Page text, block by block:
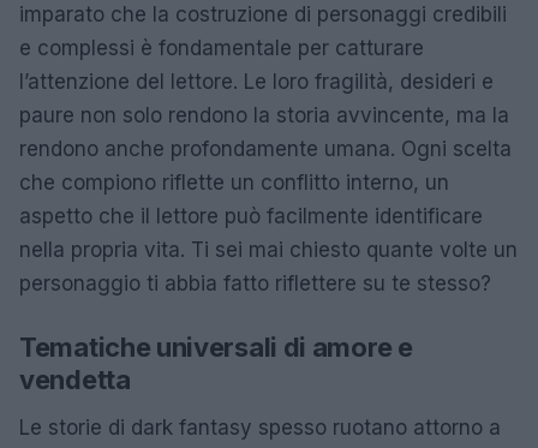
imparato che la costruzione di personaggi credibili
e complessi è fondamentale per catturare
l’attenzione del lettore. Le loro fragilità, desideri e
paure non solo rendono la storia avvincente, ma la
rendono anche profondamente umana. Ogni scelta
che compiono riflette un conflitto interno, un
aspetto che il lettore può facilmente identificare
nella propria vita. Ti sei mai chiesto quante volte un
personaggio ti abbia fatto riflettere su te stesso?
Tematiche universali di amore e
vendetta
Le storie di dark fantasy spesso ruotano attorno a